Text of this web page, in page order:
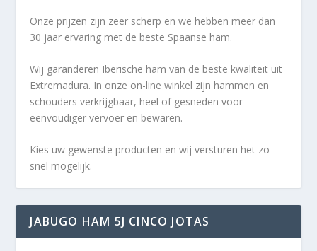
Onze prijzen zijn zeer scherp en we hebben meer dan
30 jaar ervaring met de beste Spaanse ham.
Wij garanderen Iberische ham van de beste kwaliteit uit
Extremadura. In onze on-line winkel zijn hammen en
schouders verkrijgbaar, heel of gesneden voor
eenvoudiger vervoer en bewaren.
Kies uw gewenste producten en wij versturen het zo
snel mogelijk.
JABUGO HAM 5J CINCO JOTAS